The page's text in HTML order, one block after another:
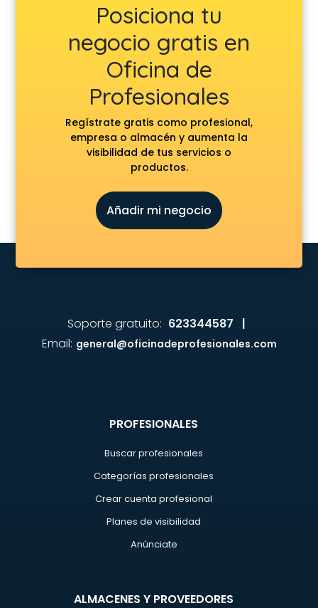
Posiciona tu
negocio gratis en
Oficina de
Profesionales
Regístrate gratis como profesional,
empresa o almacén y aumenta la
visibilidad de tus servicios o
productos.
Añadir mi negocio
Soporte gratuito: 623344587 |
Email: general@oficinadeprofesionales.com
PROFESIONALES
Buscar profesionales
Categorías profesionales
Crear cuenta profesional
Planes de visibilidad
Anúnciate
ALMACENES Y PROVEEDORES